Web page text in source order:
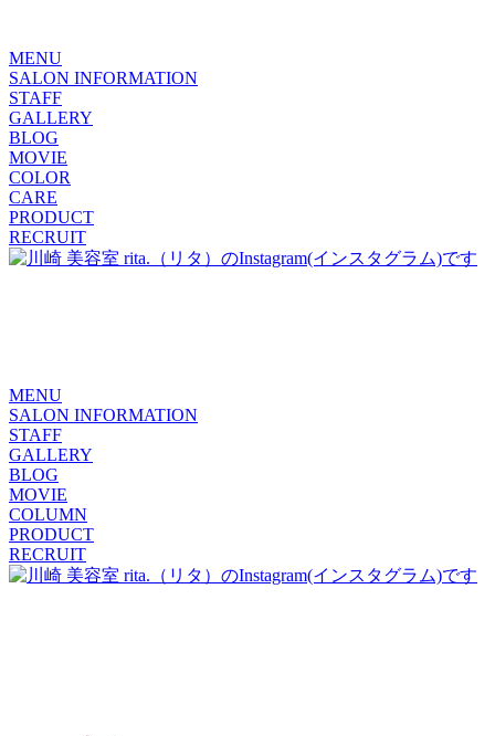
MENU
SALON INFORMATION
STAFF
GALLERY
BLOG
MOVIE
COLOR
CARE
PRODUCT
RECRUIT
MENU
SALON INFORMATION
STAFF
GALLERY
BLOG
MOVIE
COLUMN
PRODUCT
RECRUIT